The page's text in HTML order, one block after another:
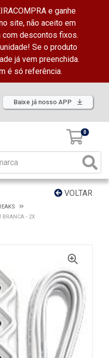
e ganhe
site, não aceito em
com descontos fixos.
Se o produto
já vem preenchida.
é só referência.
Baixe já nosso APP
0
VOLTAR
BRANCA - 2X